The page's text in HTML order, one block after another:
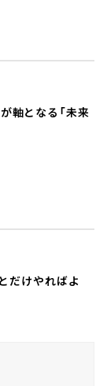
軸となる「未来
だけやればよ